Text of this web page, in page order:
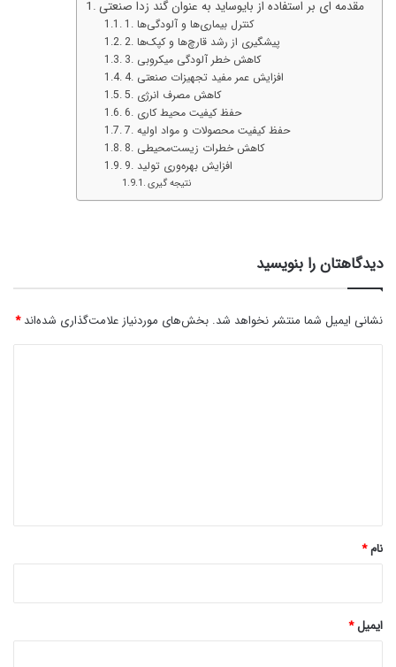
مقدمه ای بر استفاده از بایوساید به عنوان گند زدا صنعتی
1. کنترل بیماری‌ها و آلودگی‌ها
2. پیشگیری از رشد قارچ‌ها و کپک‌ها
3. کاهش خطر آلودگی میکروبی
4. افزایش عمر مفید تجهیزات صنعتی
5. کاهش مصرف انرژی
6. حفظ کیفیت محیط کاری
7. حفظ کیفیت محصولات و مواد اولیه
8. کاهش خطرات زیست‌محیطی
9. افزایش بهره‌وری تولید
نتیجه‌ گیری
دیدگاهتان را بنویسید
نشانی ایمیل شما منتشر نخواهد شد. بخش‌های موردنیاز علامت‌گذاری شده‌اند*
نام*
ایمیل*